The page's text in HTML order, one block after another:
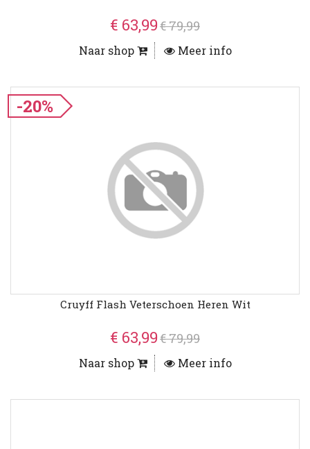
€ 63,99€ 79,99
Naar shop Meer info
-20%
Cruyff Flash Veterschoen Heren Wit
€ 63,99€ 79,99
Naar shop Meer info